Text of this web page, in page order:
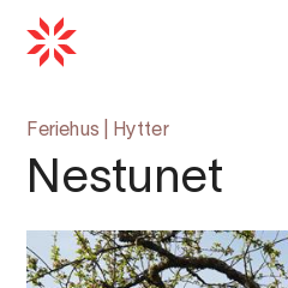
Feriehus Hytter
Nestunet